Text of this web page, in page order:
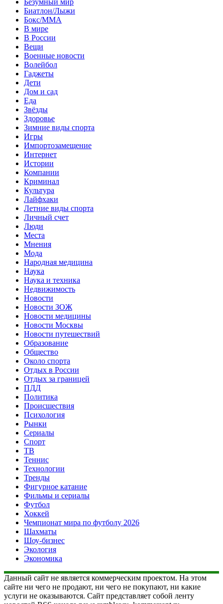
Безумный мир
Биатлон/Лыжи
Бокс/MMA
В мире
В России
Вещи
Военные новости
Волейбол
Гаджеты
Дети
Дом и сад
Еда
Звёзды
Здоровье
Зимние виды спорта
Игры
Импортозамещение
Интернет
Истории
Компании
Криминал
Культура
Лайфхаки
Летние виды спорта
Личный счет
Люди
Места
Мнения
Мода
Народная медицина
Наука
Наука и техника
Недвижимость
Новости
Новости ЗОЖ
Новости медицины
Новости Москвы
Новости путешествий
Образование
Общество
Около спорта
Отдых в России
Отдых за границей
ПДД
Политика
Происшествия
Психология
Рынки
Сериалы
Спорт
ТВ
Теннис
Технологии
Тренды
Фигурное катание
Фильмы и сериалы
Футбол
Хоккей
Чемпионат мира по футболу 2026
Шахматы
Шоу-бизнес
Экология
Экономика
Данный сайт не является коммерческим проектом. На этом
сайте ни чего не продают, ни чего не покупают, ни какие
услуги не оказываются. Сайт представляет собой ленту